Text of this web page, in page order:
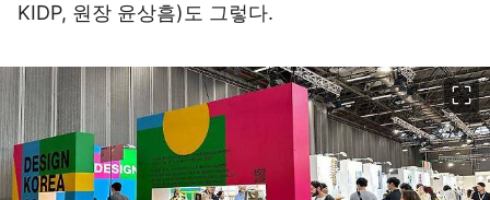
KIDP, 원장 윤상흠)도 그렇다.